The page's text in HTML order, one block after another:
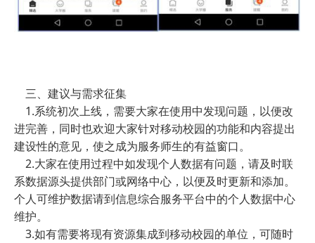
三、建议与需求征集
1.系统初次上线，需要大家在使用中发现问题，以便改
进完善，同时也欢迎大家针对移动校园的功能和内容提出
建设性的意见，使之成为服务师生的有益窗口。
2.大家在使用过程中如发现个人数据有问题，请及时联
系数据源头提供部门或网络中心，以便及时更新和添加。
个人可维护数据请到信息综合服务平台中的个人数据中心
维护。
3.如有需要将现有资源集成到移动校园的单位，可随时